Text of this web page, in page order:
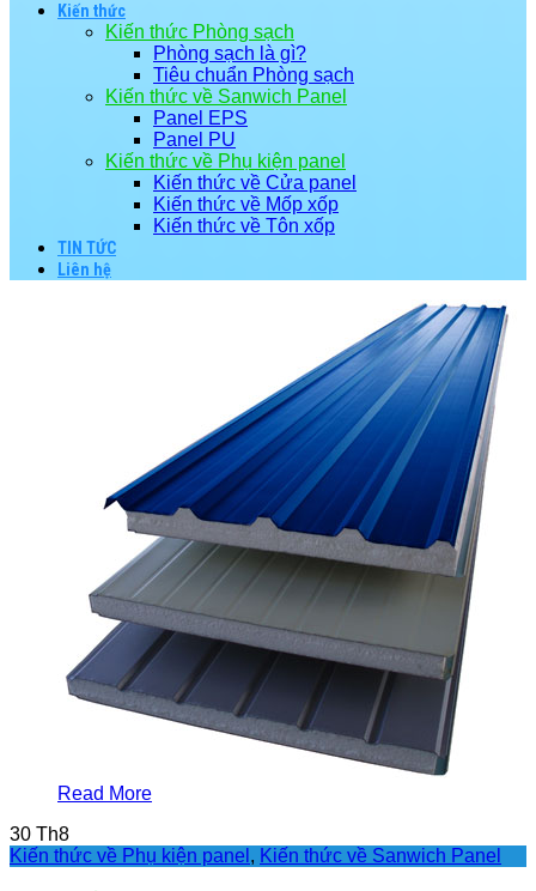
Kiến thức
Kiến thức Phòng sạch
Phòng sạch là gì?
Tiêu chuẩn Phòng sạch
Kiến thức về Sanwich Panel
Panel EPS
Panel PU
Kiến thức về Phụ kiện panel
Kiến thức về Cửa panel
Kiến thức về Mốp xốp
Kiến thức về Tôn xốp
TIN TỨC
Liên hệ
Read More
30 Th8
Kiến thức về Phụ kiện panel , Kiến thức về Sanwich Panel